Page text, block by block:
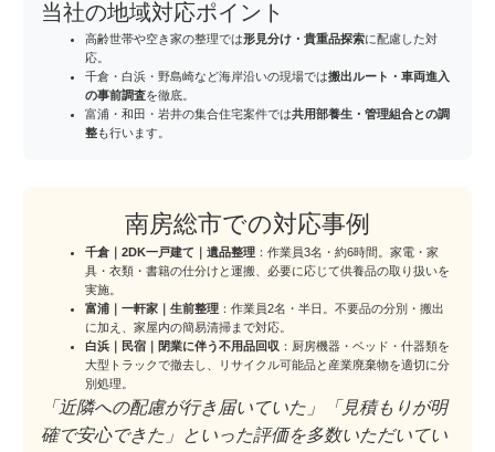
当社の地域対応ポイント
高齢世帯や空き家の整理では形見分け・貴重品探索に配慮した対
応。
千倉・白浜・野島崎など海岸沿いの現場では搬出ルート・車両進入
の事前調査を徹底。
富浦・和田・岩井の集合住宅案件では共用部養生・管理組合との調
整も行います。
南房総市での対応事例
千倉｜2DK一戸建て｜遺品整理 ：作業員3名・約6時間。家電・家
具・衣類・書籍の仕分けと運搬、必要に応じて供養品の取り扱いを
実施。
富浦｜一軒家｜生前整理 ：作業員2名・半日。不要品の分別・搬出
に加え、家屋内の簡易清掃まで対応。
白浜｜民宿｜閉業に伴う不用品回収 ：厨房機器・ベッド・什器類を
大型トラックで撤去し、リサイクル可能品と産業廃棄物を適切に分
別処理。
「近隣への配慮が行き届いていた」「見積もりが明
確で安心できた」といった評価を多数いただいてい